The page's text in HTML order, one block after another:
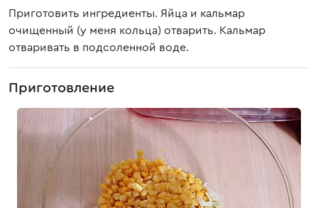
Приготовить ингредиенты. Яйца и кальмар
очищенный (у меня кольца) отварить. Кальмар
отваривать в подсоленной воде.
Приготовление